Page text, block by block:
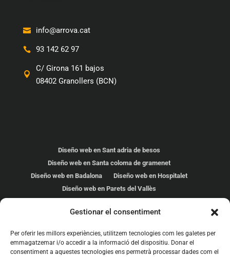
Gestionar el consentiment
Per oferir les millors experiències, utilitzem tecnologies com les galetes per
emmagatzemar i/o accedir a la informació del dispositiu. Donar el
consentiment a aquestes tecnologies ens permetrà processar dades com el
info@arrova.cat
93 142 62 97
C/ Girona 161 bajos
08402 Granollers (BCN)
Diseño web en Sant adria de besos
Diseño web en Santa coloma de gramenet
Diseño web en Badalona
Diseño web en Hospitalet
Diseño web en Parets del Vallès
Diseño web en Les Franqueses
Diseño web en Malgrat de mar
Diseño web en Calella
Diseño web en Premià de mar